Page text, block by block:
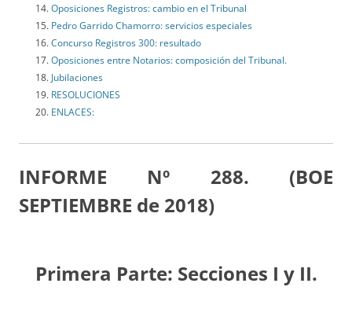
Oposiciones Registros: cambio en el Tribunal
Pedro Garrido Chamorro: servicios especiales
Concurso Registros 300: resultado
Oposiciones entre Notarios: composición del Tribunal.
Jubilaciones
RESOLUCIONES
ENLACES:
INFORME Nº 288. (BOE
SEPTIEMBRE de 2018)
Primera Parte: Secciones I y II.